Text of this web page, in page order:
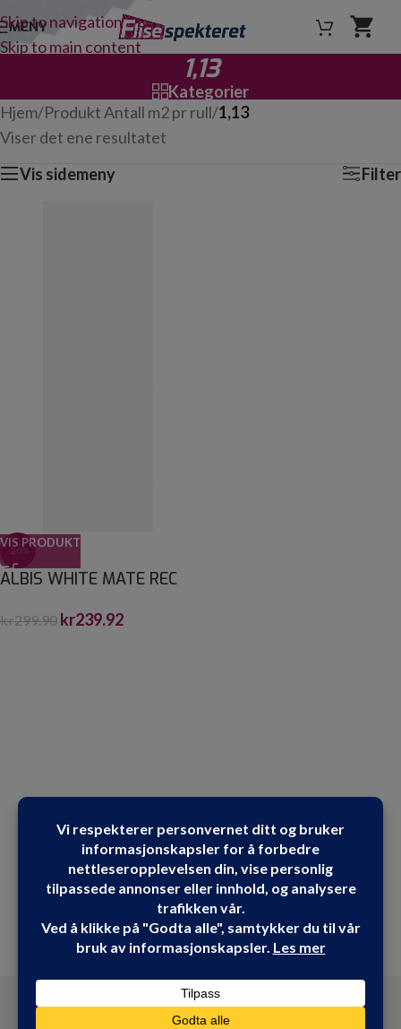
Skip to navigation
Skip to main content
MENY
1,13
Kategorier
Hjem/Produkt Antall m2 pr rull/1,13
Viser det ene resultatet
Vis sidemeny
Filter
-20%
VIS PRODUKT
ALBIS WHITE MATE REC
kr299.90 kr239.92